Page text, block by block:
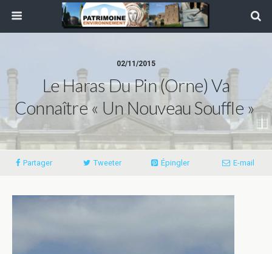
02/11/2015
Le Haras Du Pin (Orne) Va
Connaître « Un Nouveau Souffle »
Partager Tweeter Épingler E-mail